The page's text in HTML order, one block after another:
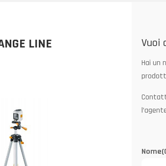
LINE Vuoi
Hai un
Nome